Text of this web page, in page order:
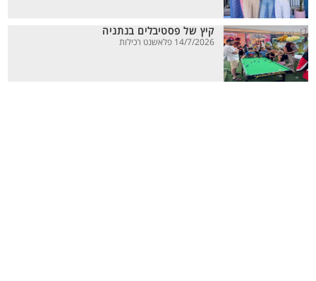
קיץ של פסטיבלים בנתניה
14/7/2026 פלאשנט רכילות